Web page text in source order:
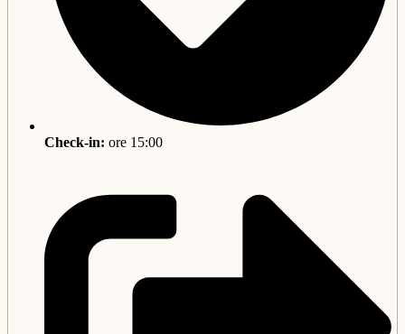
Check-in: ore 15:00